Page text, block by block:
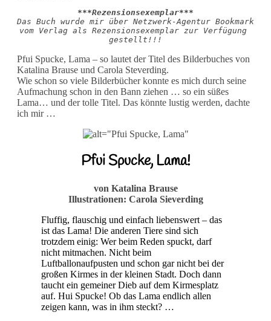
***Rezensionsexemplar***
Das Buch wurde mir über Netzwerk-Agentur Bookmark
vom Verlag als Rezensionsexemplar zur Verfügung
gestellt!!!
Pfui Spucke, Lama – so lautet der Titel des Bilderbuches von
Katalina Brause und Carola Steverding.
Wie schon so viele Bilderbücher konnte es mich durch seine
Aufmachung schon in den Bann ziehen … so ein süßes
Lama… und der tolle Titel. Das könnte lustig werden, dachte
ich mir …
Pfui Spucke, Lama!
von Katalina Brause
Illustrationen: Carola Sieverding
Fluffig, flauschig und einfach liebenswert – das
ist das Lama! Die anderen Tiere sind sich
trotzdem einig: Wer beim Reden spuckt, darf
nicht mitmachen. Nicht beim
Luftballonaufpusten und schon gar nicht bei der
großen Kirmes in der kleinen Stadt. Doch dann
taucht ein gemeiner Dieb auf dem Kirmesplatz
auf. Hui Spucke! Ob das Lama endlich allen
zeigen kann, was in ihm steckt? …